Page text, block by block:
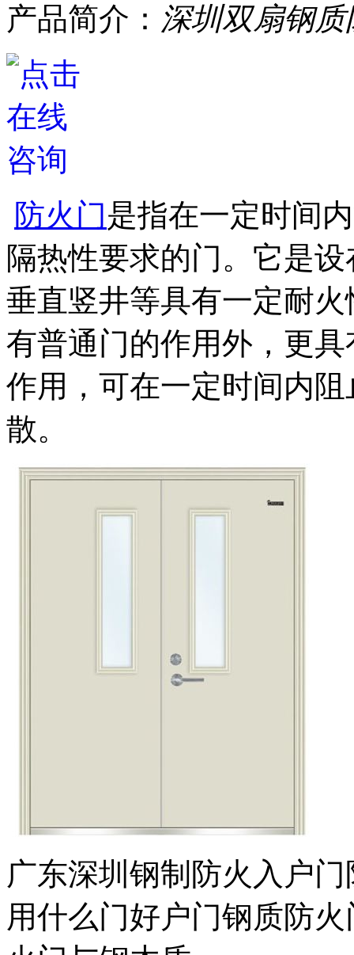
产品简介： 深圳双扇钢
防火门是指在一定时间
隔热性要求的门。它是
垂直竖井等具有一定耐
有普通门的作用外，更
作用，可在一定时间内
散。
广东深圳钢制防火入户
用什么门好户门钢质防